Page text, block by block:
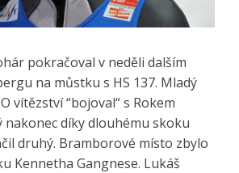
pokračoval v neděli dalším
na můstku s HS 137. Mladý
vítězství “bojoval“ s Rokem
nakonec díky dlouhému skoku
druhý. Bramborové místo zbylo
Kennetha Gangnese. Lukáš